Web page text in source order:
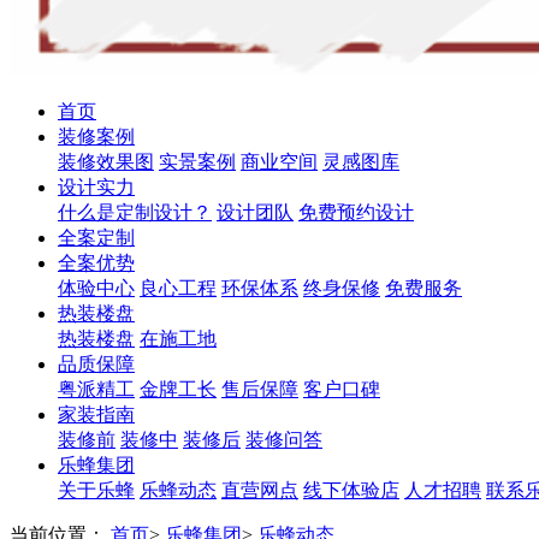
首页
装修案例
装修效果图 实景案例 商业空间 灵感图库
设计实力
什么是定制设计？ 设计团队 免费预约设计
全案定制
全案优势
体验中心 良心工程 环保体系 终身保修 免费服务
热装楼盘
热装楼盘 在施工地
品质保障
粤派精工 金牌工长 售后保障 客户口碑
家装指南
装修前 装修中 装修后 装修问答
乐蜂集团
关于乐蜂 乐蜂动态 直营网点 线下体验店 人才招聘 联系
当前位置： 首页> 乐蜂集团> 乐蜂动态